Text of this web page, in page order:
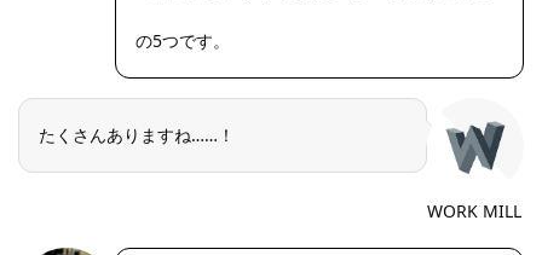
の5つです。
たくさんありますね……！
WORK MILL